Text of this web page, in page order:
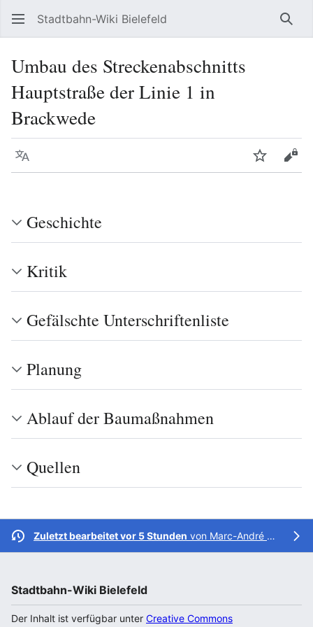
Stadtbahn-Wiki Bielefeld
Umbau des Streckenabschnitts
Hauptstraße der Linie 1 in
Brackwede
Sprache
Geschichte
Kritik
Gefälschte Unterschriftenliste
Planung
Ablauf der Baumaßnahmen
Quellen
Zuletzt bearbeitet vor 5 Stunden von Marc-André Grohmann
Stadtbahn-Wiki Bielefeld
Der Inhalt ist verfügbar unter Creative Commons